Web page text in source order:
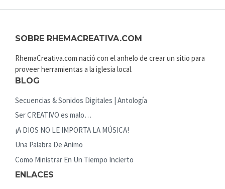
SOBRE RHEMACREATIVA.COM
RhemaCreativa.com nació con el anhelo de crear un sitio para
proveer herramientas a la iglesia local.
BLOG
Secuencias & Sonidos Digitales | Antología
Ser CREATIVO es malo…
¡A DIOS NO LE IMPORTA LA MÚSICA!
Una Palabra De Animo
Como Ministrar En Un Tiempo Incierto
ENLACES